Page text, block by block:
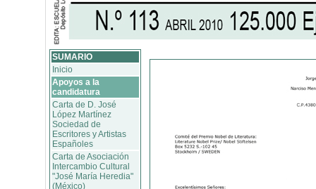
SUMARIO
Inicio
Apoyos a la
candidatura
Carta de D. José
López Martínez
Sociedad de
Escritores y Artistas
Españoles
Carta de Asociación
Intercambio Cultural
"José María Heredia"
(México)